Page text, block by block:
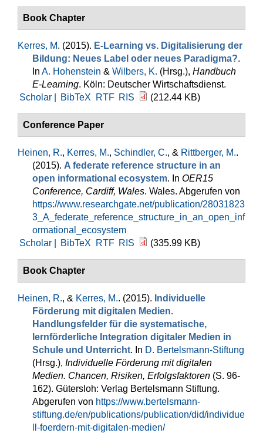
Book Chapter
Kerres, M. (2015). E-Learning vs. Digitalisierung der
Bildung: Neues Label oder neues Paradigma?.
In A. Hohenstein & Wilbers, K. (Hrsg.), Handbuch
E-Learning. Köln: Deutscher Wirtschaftsdienst.
Scholar |
BibTeX RTF RIS (212.44 KB)
Conference Paper
Heinen, R., Kerres, M., Schindler, C., & Rittberger, M..
(2015). A federate reference structure in an
open informational ecosystem. In OER15
Conference, Cardiff, Wales. Wales. Abgerufen von
https://www.researchgate.net/publication/28031823
3_A_federate_reference_structure_in_an_open_inf
ormational_ecosystem
Scholar |
BibTeX RTF RIS (335.99 KB)
Book Chapter
Heinen, R., & Kerres, M.. (2015). Individuelle
Förderung mit digitalen Medien.
Handlungsfelder für die systematische,
lernförderliche Integration digitaler Medien in
Schule und Unterricht. In D. Bertelsmann-Stiftung
(Hrsg.), Individuelle Förderung mit digitalen
Medien. Chancen, Risiken, Erfolgsfaktoren (S. 96-
162). Gütersloh: Verlag Bertelsmann Stiftung.
Abgerufen von https://www.bertelsmann-
stiftung.de/en/publications/publication/did/individue
ll-foerdern-mit-digitalen-medien/